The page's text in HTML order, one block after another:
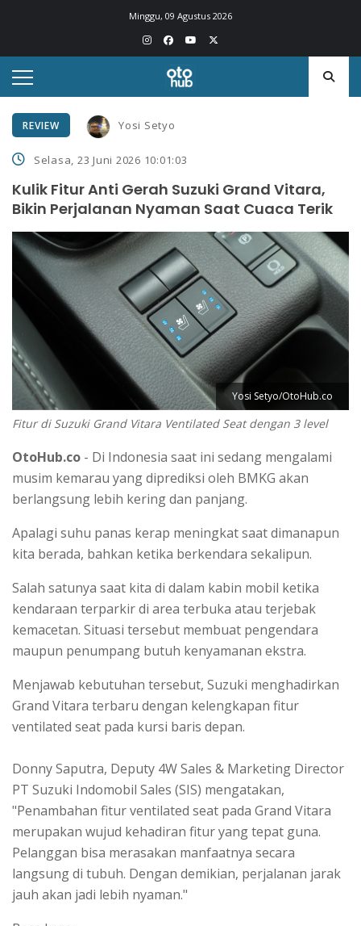
Minggu, 09 Agustus 2026
REVIEW Yosi Setyo
Selasa, 23 Juni 2026 10:01:03
Kulik Fitur Anti Gerah Suzuki Grand Vitara,
Bikin Perjalanan Nyaman Saat Cuaca Terik
Yosi Setyo/OtoHub.co
Fitur di Suzuki Grand Vitara Ventilated Seat dengan 3 level
OtoHub.co - Di Indonesia saat ini sedang mengalami
musim kemarau yang diprediksi oleh BMKG akan
berlangsung lebih kering dan panjang.
Apalagi suhu panas kerap meningkat saat dimanapun
kita berada, bahkan ketika berkendara sekalipun.
Salah satunya saat kita di dalam kabin mobil ketika
kendaraan terparkir di area terbuka atau terjebak
kemacetan. Situasi tersebut membuat pengendara
maupun penumpang butuh kenyamanan ekstra.
Menjawab kebutuhan tersebut, Suzuki menghadirkan
Grand Vitara terbaru dengan kelengkapan fitur
ventilated seat pada kursi baris depan.
Donny Saputra, Deputy 4W Sales & Marketing Director
PT Suzuki Indomobil Sales (SIS) mengatakan,
"Penambahan fitur ventilated seat pada Grand Vitara
merupakan wujud kehadiran fitur yang tepat guna.
Pelanggan bisa merasakan manfaatnya secara
langsung di tubuh. Dengan demikian, perjalanan jarak
jauh akan jadi lebih nyaman."